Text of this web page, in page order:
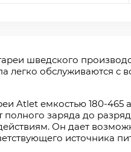
шведского
легко обслуживаются с
Atlet емкостью 180-465
заряда до
Он дает
источника